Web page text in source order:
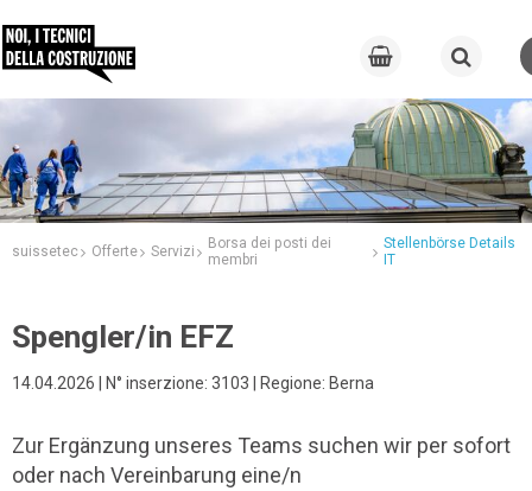
suissetec Offerte Servizi
Borsa dei posti dei
membri
Stellenbörse Details
IT
Spengler/in EFZ
14.04.2026 | N° inserzione: 3103 | Regione: Berna
Zur Ergänzung unseres Teams suchen wir per sofort
oder nach Vereinbarung eine/n